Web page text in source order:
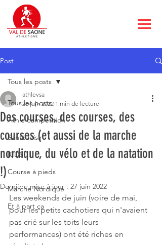
Post
Tous les posts
Athle compétition
Santé loisir
KIDS
Course à pieds
Marche Nordique
Et à part ça
Tous les posts
Des courses, des courses, des
courses (et aussi de la marche
nordique, du vélo et de la natation
!)
athlevsa
26 juin 2022 1 min de lecture
Dernière mise à jour : 27 juin 2022
Les weekends de juin (voire de mai,
pour les petits cachotiers qui n'avaient
pas crié sur les toits leurs
performances) ont été riches en